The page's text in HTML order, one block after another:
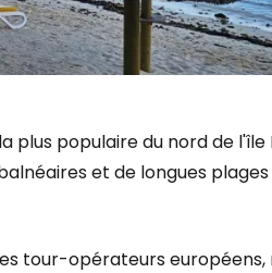
populaire du nord de l'île
et de longues
tour-opérateurs européens,